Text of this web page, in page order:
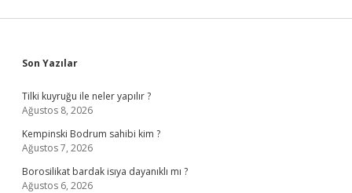
Sidebar
Son Yazılar
Tilki kuyruğu ile neler yapılır ?
Ağustos 8, 2026
Kempinski Bodrum sahibi kim ?
Ağustos 7, 2026
Borosilikat bardak isıya dayanıklı mı ?
Ağustos 6, 2026